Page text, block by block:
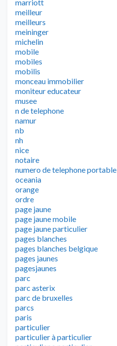
marriott
meilleur
meilleurs
meininger
michelin
mobile
mobiles
mobilis
monceau immobilier
moniteur educateur
musee
n de telephone
namur
nb
nh
nice
notaire
numero de telephone portable
oceania
orange
ordre
page jaune
page jaune mobile
page jaune particulier
pages blanches
pages blanches belgique
pages jaunes
pagesjaunes
parc
parc asterix
parc de bruxelles
parcs
paris
particulier
particulier à particulier